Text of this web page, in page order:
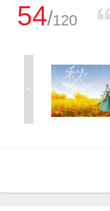
54/120
<